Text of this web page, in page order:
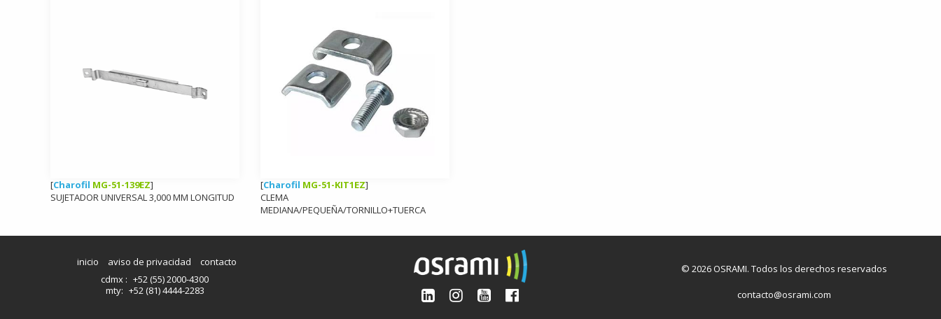
[Charofil MG-51-139EZ]
SUJETADOR UNIVERSAL 3,000 MM LONGITUD
[Charofil MG-51-KIT1EZ]
CLEMA
MEDIANA/PEQUEÑA/TORNILLO+TUERCA
inicio aviso de privacidad
contacto
cdmx : +52 (55) 2000-4300
mty: +52 (81) 4444-2283
© 2026 OSRAMI. Todos los derechos reservados
contacto@osrami.com